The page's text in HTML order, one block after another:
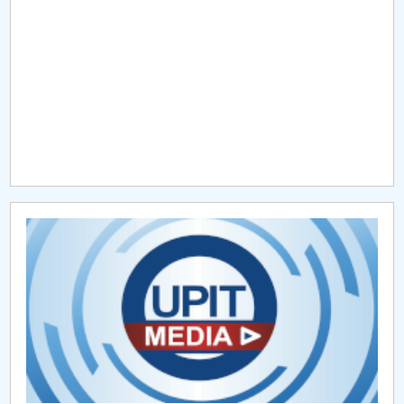
Chestionar angajabilitate ALUMNI – UPB
CAR2026
MENIU CANTINA
Despre noi CFM
Programe acreditate CFM